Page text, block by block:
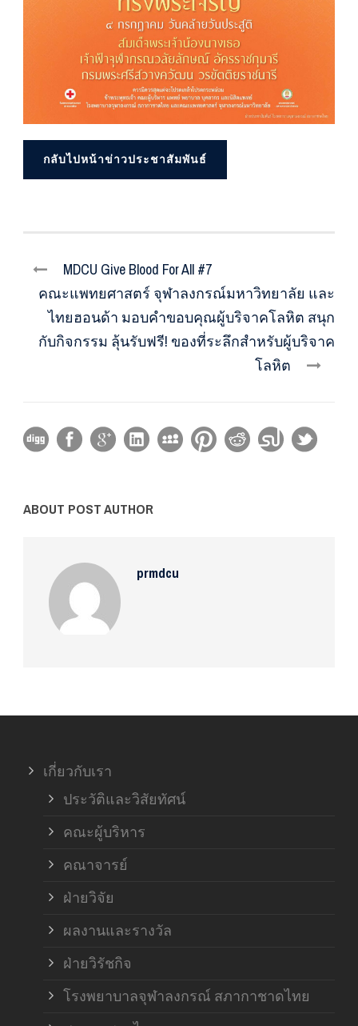
กลับไปหน้าข่าวประชาสัมพันธ์
MDCU Give Blood For All #7
คณะแพทยศาสตร์ จุฬาลงกรณ์มหาวิทยาลัย และ
ไทยฮอนด้า มอบคำขอบคุณผู้บริจาคโลหิต สนุก
กับกิจกรรม ลุ้นรับฟรี! ของที่ระลึกสำหรับผู้บริจาค
โลหิต
ABOUT POST AUTHOR
prmdcu
เกี่ยวกับเรา
ประวัติและวิสัยทัศน์
คณะผู้บริหาร
คณาจารย์
ฝ่ายวิจัย
ผลงานและรางวัล
ฝ่ายวิรัชกิจ
โรงพยาบาลจุฬาลงกรณ์ สภากาชาดไทย